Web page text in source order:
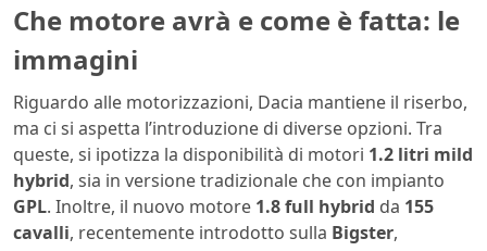
Che motore avrà e come è fatta: le
immagini
Riguardo alle motorizzazioni, Dacia mantiene il riserbo,
ma ci si aspetta l’introduzione di diverse opzioni. Tra
queste, si ipotizza la disponibilità di motori 1.2 litri mild
hybrid, sia in versione tradizionale che con impianto
GPL. Inoltre, il nuovo motore 1.8 full hybrid da 155
cavalli, recentemente introdotto sulla Bigster,